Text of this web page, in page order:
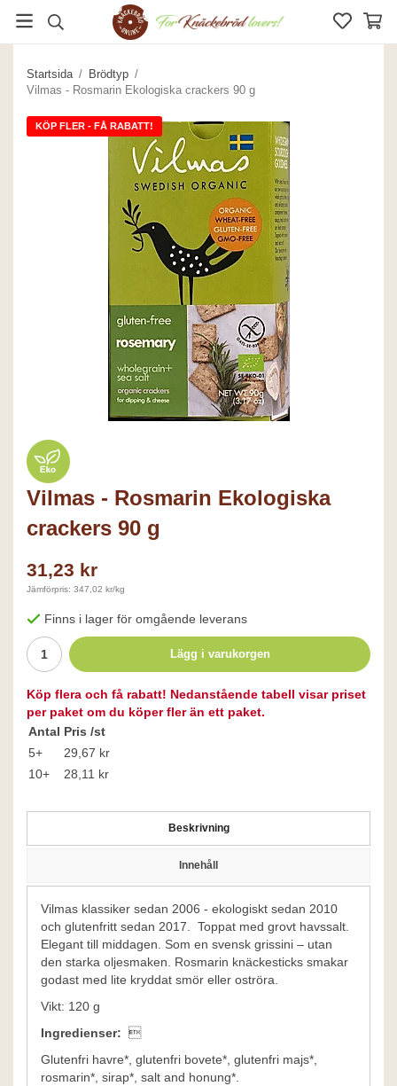
Startsida / Brödtyp /
Vilmas - Rosmarin Ekologiska crackers 90 g
KÖP FLER - FÅ RABATT!
Vilmas - Rosmarin Ekologiska
crackers 90 g
31,23 kr
Jämförpris: 347,02 kr/kg
Finns i lager för omgående leverans
Lägg i varukorgen
Köp flera och få rabatt! Nedanstående tabell visar priset
per paket om du köper fler än ett paket.
Antal Pris /st
5+
29,67 kr
10+
28,11 kr
Beskrivning
Innehåll
Vilmas klassiker sedan 2006 - ekologiskt sedan 2010
och glutenfritt sedan 2017. Toppat med grovt havssalt.
Elegant till middagen. Som en svensk grissini – utan
den starka oljesmaken. Rosmarin knäckesticks smakar
godast med lite kryddat smör eller oströra.
Vikt: 120 g
Ingredienser: 
Glutenfri havre*, glutenfri bovete*, glutenfri majs*,
rosmarin*, sirap*, salt and honung*.